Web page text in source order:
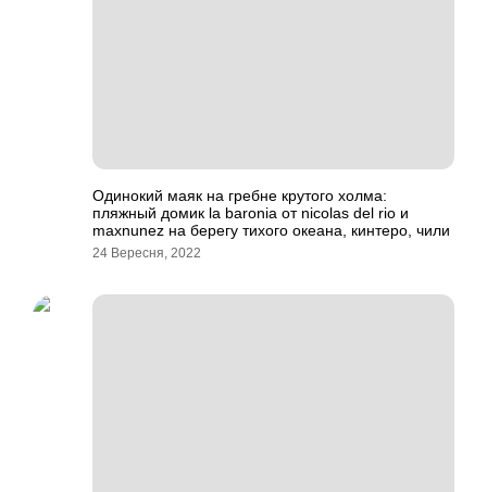
Одинокий маяк на гребне крутого холма:
пляжный домик la baronia от nicolas del rio и
maxnunez на берегу тихого океана, кинтеро, чили
24 Вересня, 2022